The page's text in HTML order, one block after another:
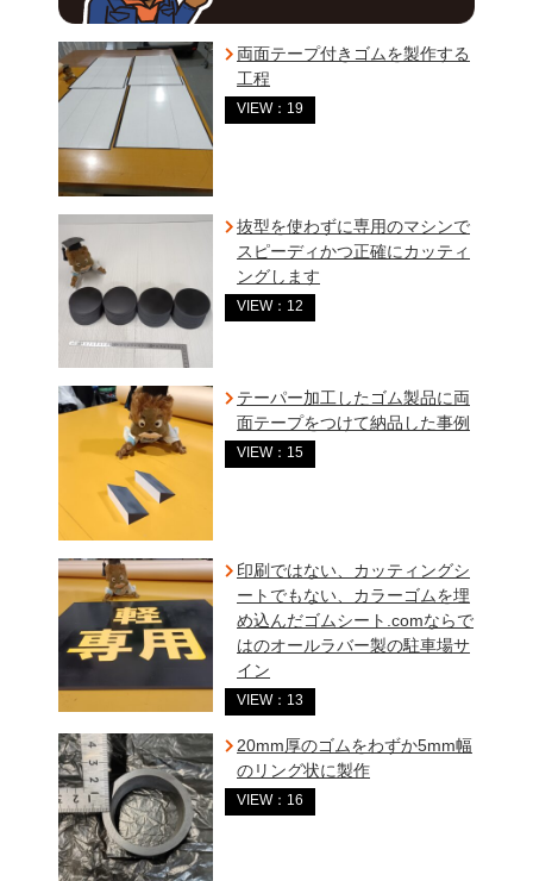
両面テープ付きゴムを製作する
工程
VIEW：19
抜型を使わずに専用のマシンで
スピーディかつ正確にカッティ
ングします
VIEW：12
テーパー加工したゴム製品に両
面テープをつけて納品した事例
VIEW：15
印刷ではない、カッティングシ
ートでもない、カラーゴムを埋
め込んだゴムシート.comならで
はのオールラバー製の駐車場サ
イン
VIEW：13
20mm厚のゴムをわずか5mm幅
のリング状に製作
VIEW：16